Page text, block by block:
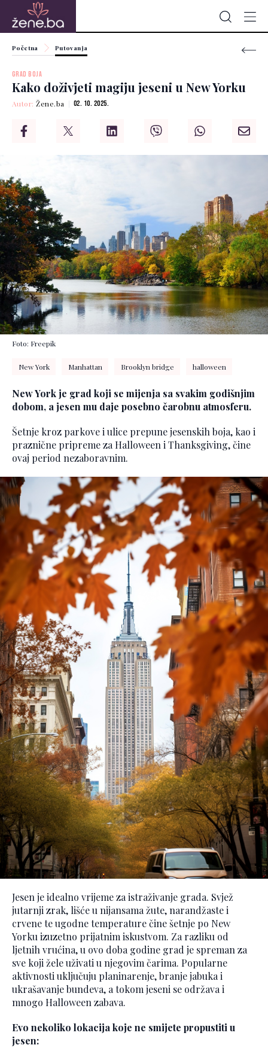
Početna Putovanja
GRAD BOJA
Kako doživjeti magiju jeseni u New Yorku
Autor:Žene.ba 02. 10. 2025.
Foto: Freepik
New York Manhattan Brooklyn bridge halloween
New York je grad koji se mijenja sa svakim godišnjim
dobom, a jesen mu daje posebno čarobnu atmosferu.
Šetnje kroz parkove i ulice prepune jesenskih boja, kao i
praznične pripreme za Halloween i Thanksgiving, čine
ovaj period nezaboravnim.
Jesen je idealno vrijeme za istraživanje grada. Svjež
jutarnji zrak, lišće u nijansama žute, narandžaste i
crvene te ugodne temperature čine šetnje po New
Yorku izuzetno prijatnim iskustvom. Za razliku od
ljetnih vrućina, u ovo doba godine grad je spreman za
sve koji žele uživati u njegovim čarima. Popularne
aktivnosti uključuju planinarenje, branje jabuka i
ukrašavanje bundeva, a tokom jeseni se održava i
mnogo Halloween zabava.
Evo nekoliko lokacija koje ne smijete propustiti u
jesen: